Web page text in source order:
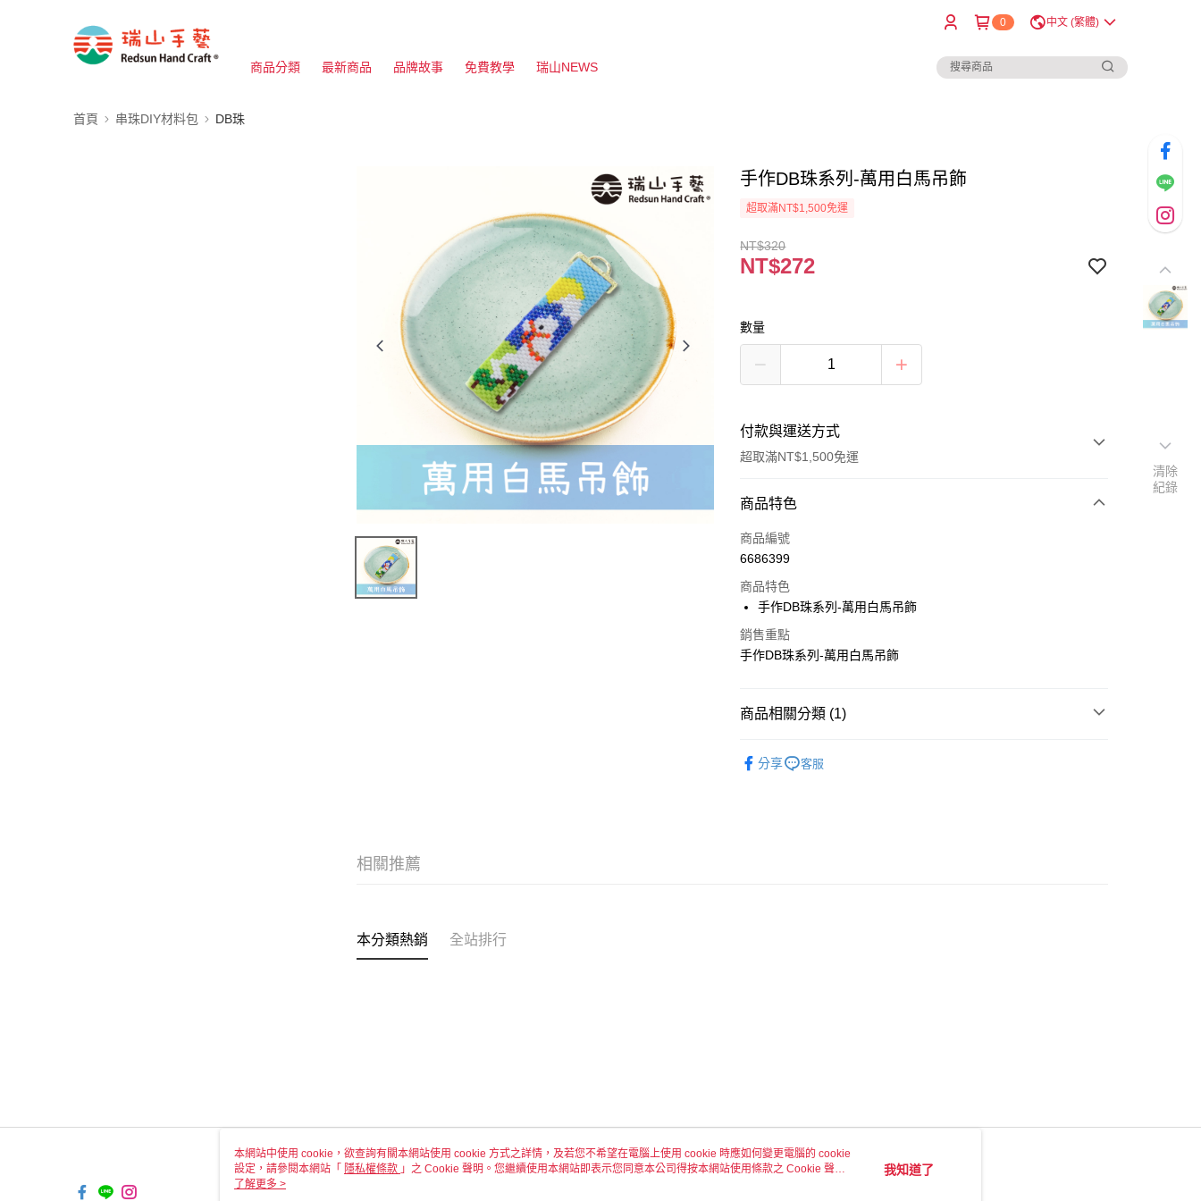
0 中文 (繁體)
商品分類 最新商品 品牌故事 免費教學 瑞山NEWS
首頁 串珠DIY材料包 DB珠
手作DB珠系列-萬用白馬吊飾
超取滿NT$1,500免運
NT$320
NT$272
數量
付款與運送方式
超取滿NT$1,500免運
付款方式
信用卡一次付款
Apple Pay
街口支付
全家取貨付款
商品特色
商品編號
6686399
商品特色
手作DB珠系列-萬用白馬吊飾
銷售重點
手作DB珠系列-萬用白馬吊飾
商品相關分類 (1)
分享
客服
相關推薦
本分類熱銷 全站排行
關於我們 客服資訊
清除
紀錄
本網站中使用 cookie，欲查詢有關本網站使用 cookie 方式之詳情，及若您不希望在電腦上使用 cookie 時應如何變更電腦的 cookie
設定，請參閱本網站「 隱私權條款 」之 Cookie 聲明。您繼續使用本網站即表示您同意本公司得按本網站使用條款之 Cookie 聲明
使用 cookie。
了解更多 >
我知道了